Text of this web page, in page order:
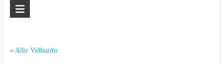
« Allir Viðburðir